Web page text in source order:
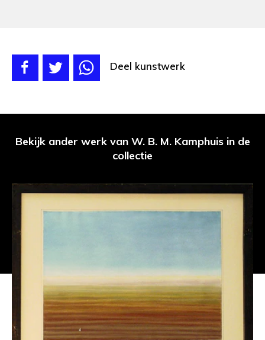
Deel kunstwerk
Bekijk ander werk van W. B. M. Kamphuis in de
collectie